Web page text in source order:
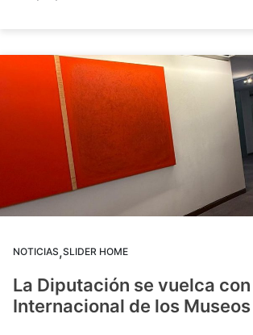
NOTICIAS,SLIDER HOME
La Diputación se vuelca con
Internacional de los Museos